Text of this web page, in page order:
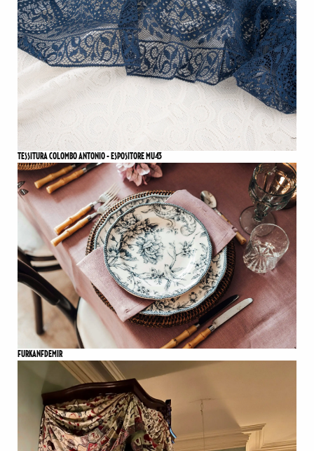
TESSITURA COLOMBO ANTONIO - ESPOSITORE MU43
FURKANFDEMIR